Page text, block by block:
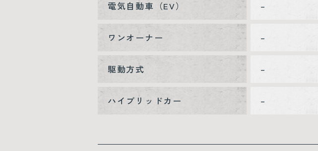
電気自動車（EV） –
ワンオーナー –
駆動方式 –
ハイブリッドカー –